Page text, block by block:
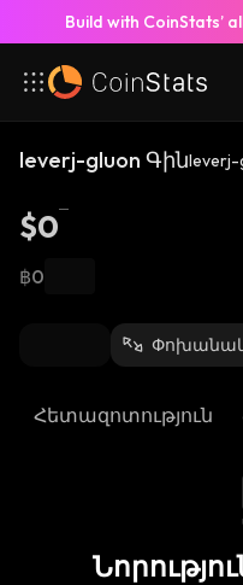
Build with CoinStats’
leverj-gluon Գինleverj-
$0
฿0
Հետազոտություն